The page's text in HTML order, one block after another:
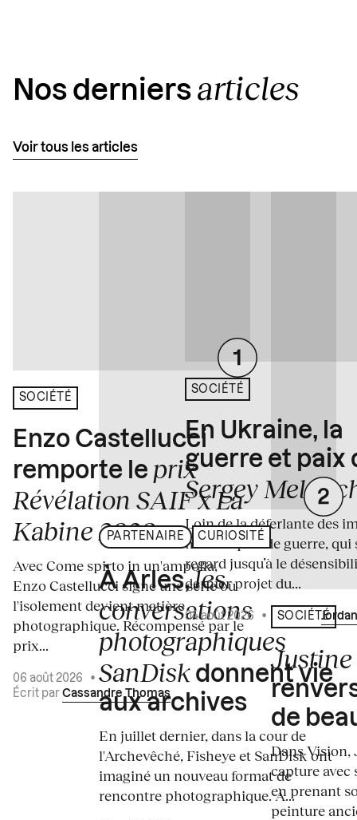
Nos derniers articles
Voir tous les articles
SOCIÉTÉ
Enzo Castellucci
remporte le prix
Révélation SAIF x La
Kabine 2026
Avec Come spirto in un'ampolla,
Enzo Castellucci signe une série où
l'isolement devient matière
photographique. Récompensé par le
prix...
06 août 2026
•
Écrit par Cassandre Thomas
PARTENAIRE CURIOSITÉ
À Arles,les
conversations
photographiques
SanDisk donnent vie
aux archives
En juillet dernier, dans la cour de
l'Archevêché, Fisheye et SanDisk ont
imaginé un nouveau format de
rencontre photographique. À...
SOCIÉTÉ
En Ukraine, la
guerre et paix
Sergey
Loin de la déferlante des
médiatiques de guerre, qui
regard jusqu’à le
dernier projet du...
04 août 2026 • Écrit par
SOCIÉTÉ
de
Dans
capture avec
en prenant
peinture